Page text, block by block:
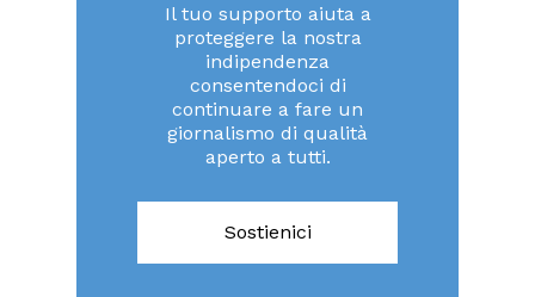
Il tuo supporto aiuta a
proteggere la nostra
indipendenza
consentendoci di
continuare a fare un
giornalismo di qualità
aperto a tutti.
Sostienici